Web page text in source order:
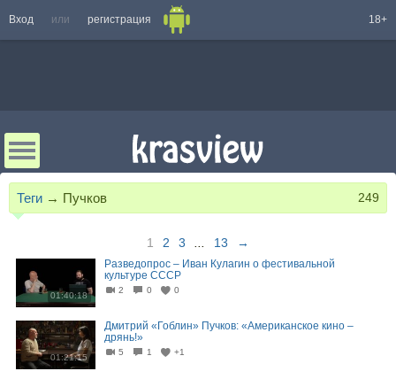
Вход или регистрация 18+
Теги → Пучков 249
1 2 3 13 →
01:40:18
Разведопрос – Иван Кулагин о фестивальной
культуре СССР
2 0 0
01:21:15
Дмитрий «Гоблин» Пучков: «Американское кино –
дрянь!»
5 1 +1